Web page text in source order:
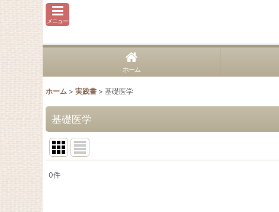
メニュー
ホーム
ホーム > 実践書 > 基礎医学
基礎医学
0件